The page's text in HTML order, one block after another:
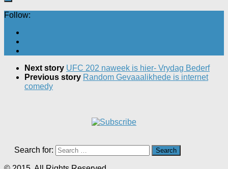
Follow:
Next story UFC 202 naweek is hier- Vrydag Bederf
Previous story Random Gevaaalikhede is internet
comedy
Search for: